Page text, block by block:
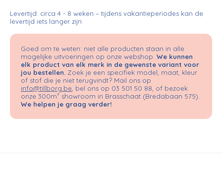
Levertijd: circa 4 - 8 weken – tijdens vakantieperiodes kan de
levertijd iets langer zijn
Goed om te weten: niet alle producten staan in alle
mogelijke uitvoeringen op onze webshop. We kunnen
elk product van elk merk in de gewenste variant voor
jou bestellen. Zoek je een specifiek model, maat, kleur
of stof die je niet terugvindt? Mail ons op
info@tillborg.be , bel ons op 03 501 50 88, of bezoek
onze 300m² showroom in Brasschaat (Bredabaan 575).
We helpen je graag verder!